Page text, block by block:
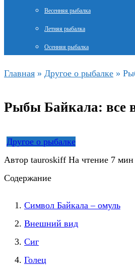
Весенняя рыбалка
Летняя рыбалка
Осенняя рыбалка
Главная » Другое о рыбалке »
Рыбы Байкала: все
Другое о рыбалке
Автор tauroskiff На чтение 7 мин
Содержание
Символ Байкала – омуль
Внешний вид
Сиг
Голец